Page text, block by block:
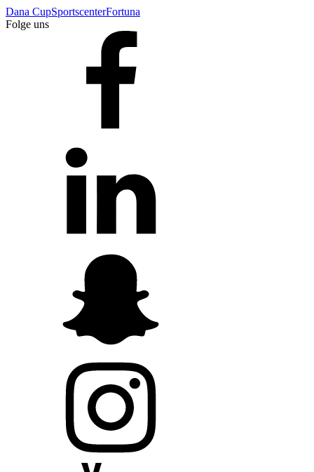
Dana CupSportscenterFortuna
Folge uns